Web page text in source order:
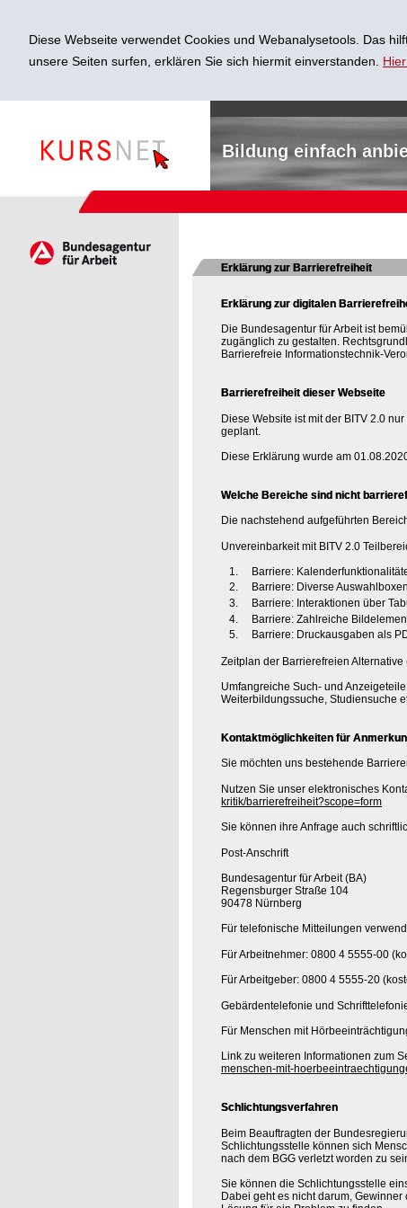
Diese Webseite verwendet Cookies und Webanalysetools. Das
unsere Seiten surfen, erklären Sie sich hiermit einverstanden.
Bildung einfach
Erklärung zur Barrierefreiheit
Erklärung zur digitalen
Die Bundesagentur für Arbeit ist
zugänglich zu gestalten.
Barrierefreie Informationstechnik-
Barrierefreiheit dieser Webseite
Diese Website ist mit der BITV 2.0
geplant.
Diese Erklärung wurde am
Welche Bereiche sind nicht
Die nachstehend aufgeführten
Unvereinbarkeit mit BITV 2.0
Barriere:
Barriere: Diverse
Barriere: Interaktionen über
Barriere: Zahlreiche
Barriere: Druckausgaben als
Zeitplan der Barrierefreien
Umfangreiche Such- und
Weiterbildungssuche, Studiensuche
Kontaktmöglichkeiten für
Sie möchten uns bestehende
Nutzen Sie unser elektronisches
kritik/barrierefreiheit?scope=form
Sie können ihre Anfrage auch
Post-Anschrift
Bundesagentur für Arbeit (BA)
Regensburger Straße 104
90478 Nürnberg
Für telefonische Mitteilungen
Für Arbeitnehmer: 0800 4 5555-00
Für Arbeitgeber: 0800 4 5555-20
Gebärdentelefonie und
Für Menschen mit
Link zu weiteren Informationen zum
menschen-mit-
Schlichtungsverfahren
Beim Beauftragten der
Schlichtungsstelle können sich
nach dem BGG verletzt worden zu
Sie können die Schlichtungsstelle
Dabei geht es nicht darum,